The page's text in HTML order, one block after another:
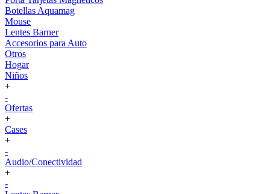
Botellas Aquamag
Mouse
Lentes Barner
Accesorios para Auto
Otros
Hogar
Niños
+
-
Ofertas
+
Cases
+
-
Audio/Conectividad
+
-